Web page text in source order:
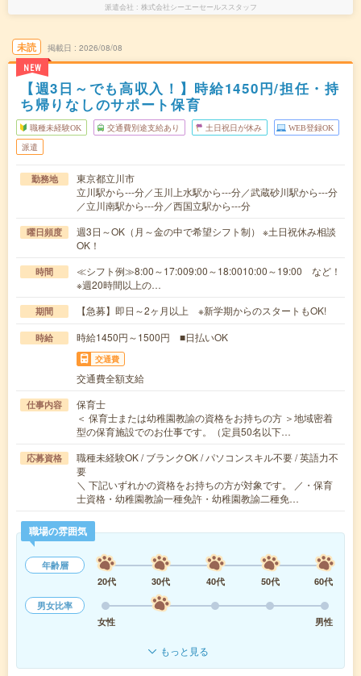
派遣会社 株式会社シーエーセールススタッフ
未読
NEW
掲載日 2026/08/08
【週3日～でも高収入！】時給1450円/担任・持
ち帰りなしのサポート保育
職種未経験OK 交通費別途支給あり 土日祝日が休み WEB登録OK
派遣
勤務地
東京都立川市
立川駅から---分／玉川上水駅から---分／武蔵砂川駅から---分
／立川南駅から---分／西国立駅から---分
曜日頻度
週3日～OK（月～金の中で希望シフト制） ※土日祝休み相談
OK！
時間
≪シフト例≫8:00～17:009:00～18:0010:00～19:00 など！
※週20時間以上の…
期間 【急募】即日～2ヶ月以上 ※新学期からのスタートもOK!
時給 時給1450円～1500円 ■日払いOK
交通費
交通費全額支給
仕事内容
保育士
＜ 保育士または幼稚園教諭の資格をお持ちの方 ＞地域密着
型の保育施設でのお仕事です。（定員50名以下…
応募資格
職種未経験OK / ブランクOK / パソコンスキル不要 / 英語力不
要
＼ 下記いずれかの資格をお持ちの方が対象です。 ／・保育
士資格・幼稚園教諭一種免許・幼稚園教諭二種免…
職場の雰囲気
年齢層
20代
30代 40代 50代
60代
男女比率
女性
男性
もっと見る